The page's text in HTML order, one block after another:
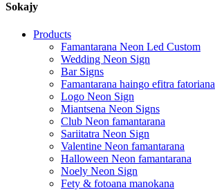
Sokajy
Products
Famantarana Neon Led Custom
Wedding Neon Sign
Bar Signs
Famantarana haingo efitra fatoriana
Logo Neon Sign
Miantsena Neon Signs
Club Neon famantarana
Sariitatra Neon Sign
Valentine Neon famantarana
Halloween Neon famantarana
Noely Neon Sign
Fety & fotoana manokana